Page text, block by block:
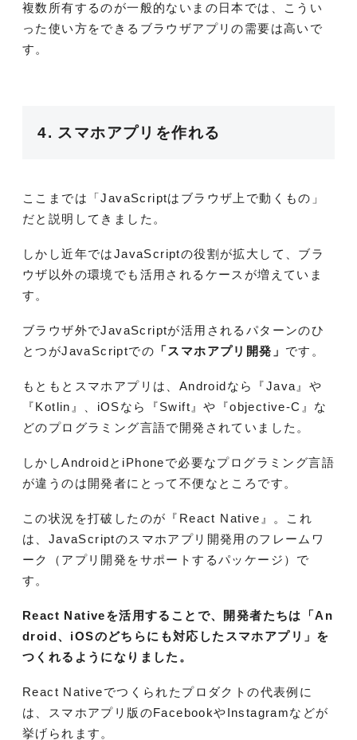
複数所有するのが一般的ないまの日本では、こうい
った使い方をできるブラウザアプリの需要は高いで
す。
4. スマホアプリを作れる
ここまでは「JavaScriptはブラウザ上で動くもの」
だと説明してきました。
しかし近年ではJavaScriptの役割が拡大して、ブラ
ウザ以外の環境でも活用されるケースが増えていま
す。
ブラウザ外でJavaScriptが活用されるパターンのひ
とつがJavaScriptでの 「スマホアプリ開発」 です。
もともとスマホアプリは、Androidなら『Java』や
『Kotlin』、iOSなら『Swift』や『objective-C』な
どのプログラミング言語で開発されていました。
しかしAndroidとiPhoneで必要なプログラミング言語
が違うのは開発者にとって不便なところです。
この状況を打破したのが『React Native』。これ
は、JavaScriptのスマホアプリ開発用のフレームワ
ーク（アプリ開発をサポートするパッケージ）で
す。
React Nativeを活用することで、開発者たちは「An
droid、iOSのどちらにも対応したスマホアプリ」を
つくれるようになりました。
React Nativeでつくられたプロダクトの代表例に
は、スマホアプリ版のFacebookやInstagramなどが
挙げられます。